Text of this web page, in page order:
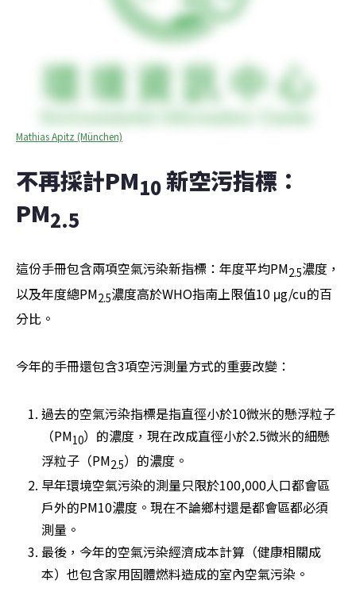
Mathias Apitz (München)
不再採計PM10 新空污指標：
PM2.5
這份手冊包含兩項空氣污染新指標：年度平均PM2.5濃度，
以及年度總PM2.5濃度高於WHO指南上限值10 μg/cu的百
分比。
今年的手冊還包含3項空污測量方式的重要改變：
過去的空氣污染指標是指直徑小於10微米的懸浮粒子
（PM10）的濃度，現在改成直徑小於2.5微米的細懸
浮粒子（PM2.5）的濃度。
早年環境空氣污染的測量只限於100,000人口都會區
戶外的PM10濃度。現在不論鄉村還是都會區都必須
測量。
最後，今年的空氣污染經濟成本計算（健康相關成
本）也包含家用固體燃料造成的室內空氣污染。